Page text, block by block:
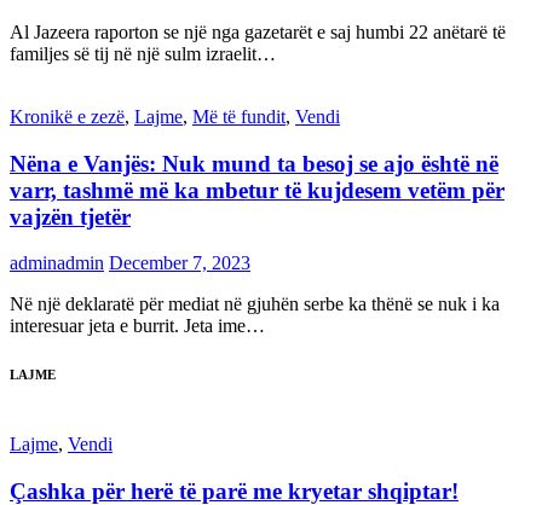
Al Jazeera raporton se një nga gazetarët e saj humbi 22 anëtarë të
familjes së tij në një sulm izraelit…
Kronikë e zezë, Lajme, Më të fundit, Vendi
Nëna e Vanjës: Nuk mund ta besoj se ajo është në
varr, tashmë më ka mbetur të kujdesem vetëm për
vajzën tjetër
adminadmin December 7, 2023
Në një deklaratë për mediat në gjuhën serbe ka thënë se nuk i ka
interesuar jeta e burrit. Jeta ime…
LAJME
Lajme, Vendi
Çashka për herë të parë me kryetar shqiptar!